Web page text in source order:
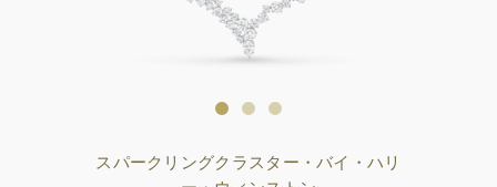
スパークリングクラスター・バイ・ハリ